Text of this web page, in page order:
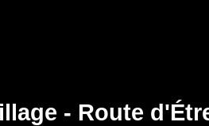
- Route